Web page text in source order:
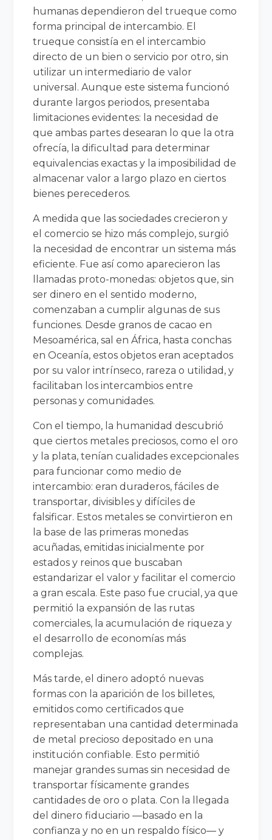
humanas dependieron del trueque como
forma principal de intercambio. El
trueque consistía en el intercambio
directo de un bien o servicio por otro, sin
utilizar un intermediario de valor
universal. Aunque este sistema funcionó
durante largos periodos, presentaba
limitaciones evidentes: la necesidad de
que ambas partes desearan lo que la otra
ofrecía, la dificultad para determinar
equivalencias exactas y la imposibilidad de
almacenar valor a largo plazo en ciertos
bienes perecederos.
A medida que las sociedades crecieron y
el comercio se hizo más complejo, surgió
la necesidad de encontrar un sistema más
eficiente. Fue así como aparecieron las
llamadas proto-monedas: objetos que, sin
ser dinero en el sentido moderno,
comenzaban a cumplir algunas de sus
funciones. Desde granos de cacao en
Mesoamérica, sal en África, hasta conchas
en Oceanía, estos objetos eran aceptados
por su valor intrínseco, rareza o utilidad, y
facilitaban los intercambios entre
personas y comunidades.
Con el tiempo, la humanidad descubrió
que ciertos metales preciosos, como el oro
y la plata, tenían cualidades excepcionales
para funcionar como medio de
intercambio: eran duraderos, fáciles de
transportar, divisibles y difíciles de
falsificar. Estos metales se convirtieron en
la base de las primeras monedas
acuñadas, emitidas inicialmente por
estados y reinos que buscaban
estandarizar el valor y facilitar el comercio
a gran escala. Este paso fue crucial, ya que
permitió la expansión de las rutas
comerciales, la acumulación de riqueza y
el desarrollo de economías más
complejas.
Más tarde, el dinero adoptó nuevas
formas con la aparición de los billetes,
emitidos como certificados que
representaban una cantidad determinada
de metal precioso depositado en una
institución confiable. Esto permitió
manejar grandes sumas sin necesidad de
transportar físicamente grandes
cantidades de oro o plata. Con la llegada
del dinero fiduciario —basado en la
confianza y no en un respaldo físico— y